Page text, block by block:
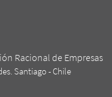
Racional de Empresas
Santiago - Chile